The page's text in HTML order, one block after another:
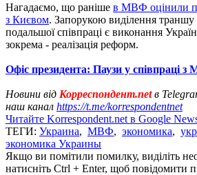
Нагадаємо, що раніше в МВФ оцінили
з Києвом. Запорукою виділення траншу
подальшої співпраці є виконання
зокрема - реалізація реформ.
Офіс президента: Паузи у співпраці
Новини від Корреспондент.netв
наш канал https://t.me/korrespondentnet
Читайте Korrespondent.net в Google
ТЕГИ: Украина, МВФ, экономика,
экономика Украины
Якщо ви помітили помилку, виділіть
натисніть Ctrl + Enter, щоб повідомити